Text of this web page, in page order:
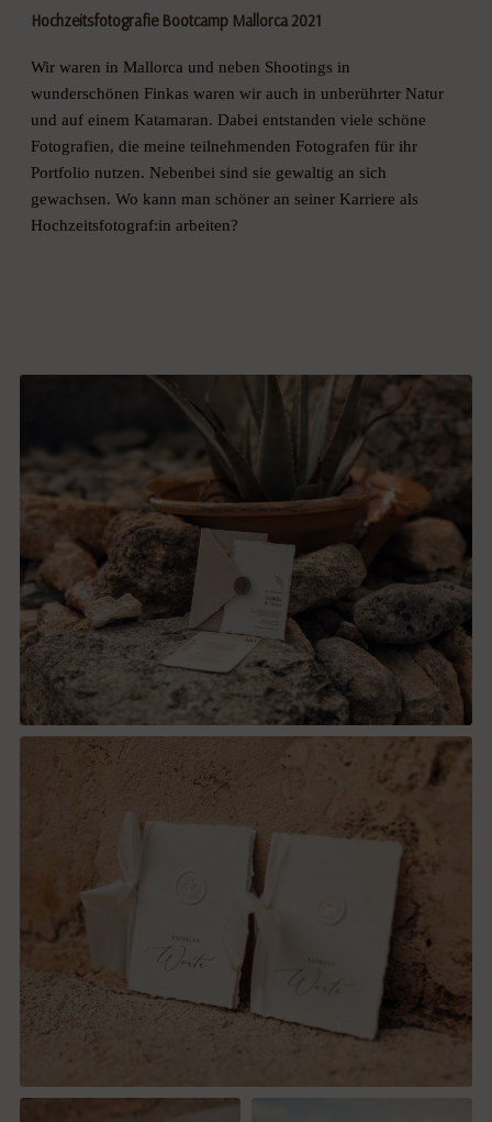
Hochzeitsfotografie Bootcamp Mallorca 2021
Wir waren in Mallorca und neben Shootings in
wunderschönen Finkas waren wir auch in unberührter Natur
und auf einem Katamaran. Dabei entstanden viele schöne
Fotografien, die meine teilnehmenden Fotografen für ihr
Portfolio nutzen. Nebenbei sind sie gewaltig an sich
gewachsen. Wo kann man schöner an seiner Karriere als
Hochzeitsfotograf:in arbeiten?